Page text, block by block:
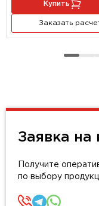
Купить
Заказать
Заявка на
Получите
по выбору